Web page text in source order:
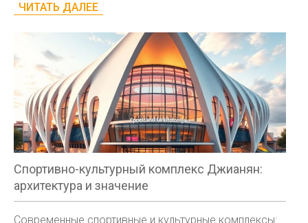
ЧИТАТЬ ДАЛЕЕ
Спортивно-культурный комплекс Джианян:
архитектура и значение
Современные спортивные и культурные комплексы: